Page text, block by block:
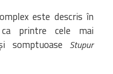
este descris în
printre cele mai
somptuoase Stupur